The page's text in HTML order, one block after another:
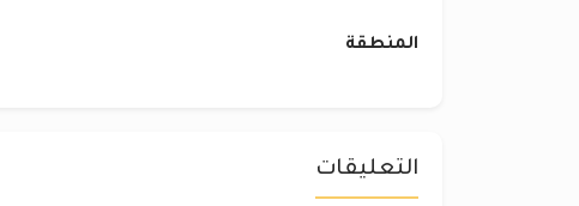
المنطقة
التعليقات